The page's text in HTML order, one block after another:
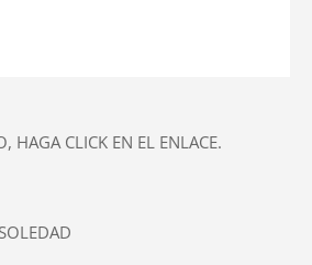
HAGA CLICK EN EL ENLACE.